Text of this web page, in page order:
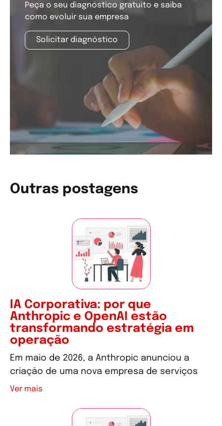
Peça o seu diagnóstico gratuito e saiba
como evoluir sua empresa
Solicitar diagnóstico
Outras postagens
IA Corporativa: por que
Anthropic e OpenAI estão
transformando estratégia em
operação
Em maio de 2026, a Anthropic anunciou a
criação de uma nova empresa de serviços
Ver mais